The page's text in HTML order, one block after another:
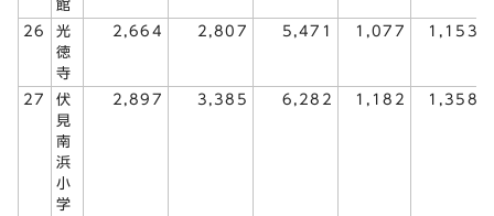
館
26
光
徳
寺
2,664 2,807 5,471 1,077 1,153
27
伏
見
南
浜
小
学
2,897 3,385 6,282 1,182 1,358